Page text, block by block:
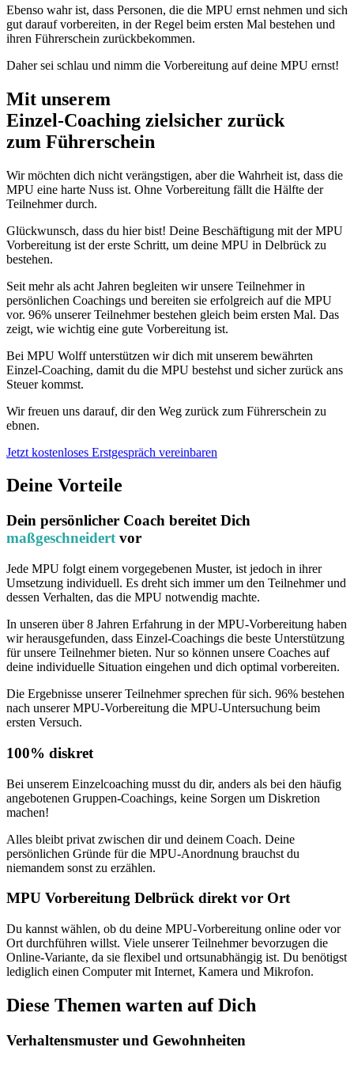
Ebenso wahr ist, dass Personen, die die MPU ernst nehmen und sich
gut darauf vorbereiten, in der Regel beim ersten Mal bestehen und
ihren Führerschein zurückbekommen.
Daher sei schlau und nimm die Vorbereitung auf deine MPU ernst!
Mit unserem
Einzel-Coaching zielsicher zurück
zum Führerschein
Wir möchten dich nicht verängstigen, aber die Wahrheit ist, dass die
MPU eine harte Nuss ist. Ohne Vorbereitung fällt die Hälfte der
Teilnehmer durch.
Glückwunsch, dass du hier bist! Deine Beschäftigung mit der MPU
Vorbereitung ist der erste Schritt, um deine MPU in Delbrück zu
bestehen.
Seit mehr als acht Jahren begleiten wir unsere Teilnehmer in
persönlichen Coachings und bereiten sie erfolgreich auf die MPU
vor. 96% unserer Teilnehmer bestehen gleich beim ersten Mal. Das
zeigt, wie wichtig eine gute Vorbereitung ist.
Bei MPU Wolff unterstützen wir dich mit unserem bewährten
Einzel-Coaching, damit du die MPU bestehst und sicher zurück ans
Steuer kommst.
Wir freuen uns darauf, dir den Weg zurück zum Führerschein zu
ebnen.
Jetzt kostenloses Erstgespräch vereinbaren
Deine Vorteile
Dein persönlicher Coach bereitet Dich
maßgeschneidertvor
Jede MPU folgt einem vorgegebenen Muster, ist jedoch in ihrer
Umsetzung individuell. Es dreht sich immer um den Teilnehmer und
dessen Verhalten, das die MPU notwendig machte.
In unseren über 8 Jahren Erfahrung in der MPU-Vorbereitung haben
wir herausgefunden, dass Einzel-Coachings die beste Unterstützung
für unsere Teilnehmer bieten. Nur so können unsere Coaches auf
deine individuelle Situation eingehen und dich optimal vorbereiten.
Die Ergebnisse unserer Teilnehmer sprechen für sich. 96% bestehen
nach unserer MPU-Vorbereitung die MPU-Untersuchung beim
ersten Versuch.
100% diskret
Bei unserem Einzelcoaching musst du dir, anders als bei den häufig
angebotenen Gruppen-Coachings, keine Sorgen um Diskretion
machen!
Alles bleibt privat zwischen dir und deinem Coach. Deine
persönlichen Gründe für die MPU-Anordnung brauchst du
niemandem sonst zu erzählen.
MPU Vorbereitung Delbrück direkt vor Ort
Du kannst wählen, ob du deine MPU-Vorbereitung online oder vor
Ort durchführen willst. Viele unserer Teilnehmer bevorzugen die
Online-Variante, da sie flexibel und ortsunabhängig ist. Du benötigst
lediglich einen Computer mit Internet, Kamera und Mikrofon.
Diese Themen warten auf Dich
Verhaltensmuster und Gewohnheiten